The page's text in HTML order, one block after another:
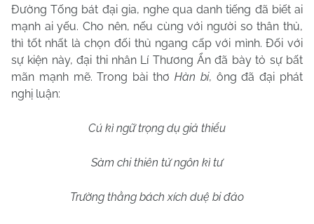
Đường Tống bát đại gia, nghe qua danh tiếng đã biết ai
mạnh ai yếu. Cho nên, nếu cùng với người so thân thủ,
thì tốt nhất là chọn đối thủ ngang cấp với mình. Đối với
sự kiện này, đại thi nhân Lí Thương Ẩn đã bày tỏ sự bất
mãn mạnh mẽ. Trong bài thơ Hàn bi, ông đã đại phát
nghị luận:
Cú kì ngữ trọng dụ giả thiểu
Sàm chi thiên tử ngôn kì tư
Trường thằng bách xích duệ bi đảo